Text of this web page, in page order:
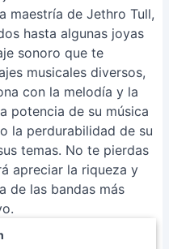
maestría de Jethro Tull,
hasta algunas joyas
sonoro que te
musicales diversos,
con la melodía y la
potencia de su música
la perdurabilidad de su
temas. No te pierdas
apreciar la riqueza y
de las bandas más